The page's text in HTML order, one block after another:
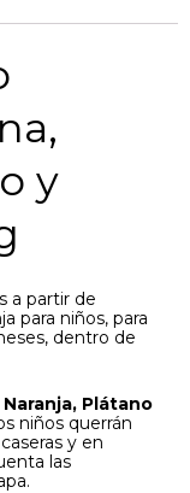
y
a partir de
para niños, para
dentro de
Plátano
niños querrán
y en
las